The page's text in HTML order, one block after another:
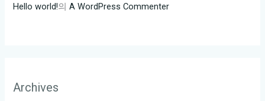
Hello world!의A WordPress Commenter
Archives